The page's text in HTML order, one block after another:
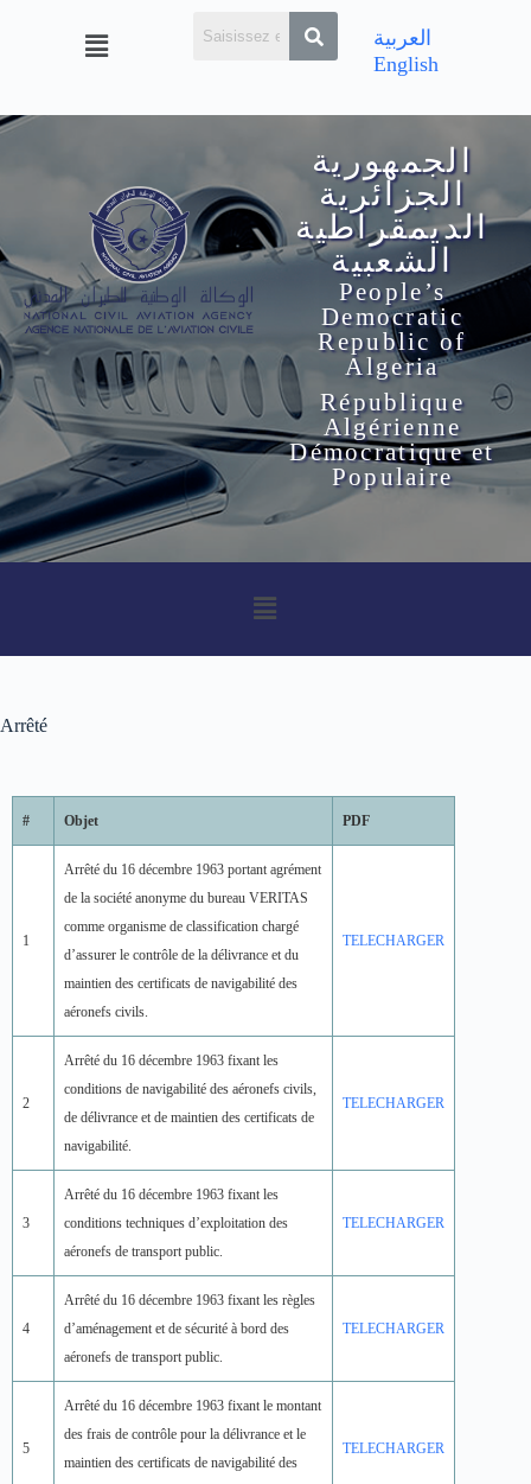
العربية
English
الجمهورية
الجزائرية
الديمقراطية
الشعبية
People’s
Democratic
Republic of
Algeria
République
Algérienne
Démocratique et
Populaire
Arrêté
# Objet PDF
1
Arrêté du 16 décembre 1963 portant agrément
de la société anonyme du bureau VERITAS
comme organisme de classification chargé
d’assurer le contrôle de la délivrance et du
maintien des certificats de navigabilité des
aéronefs civils.
TELECHARGER
2
Arrêté du 16 décembre 1963 fixant les
conditions de navigabilité des aéronefs civils,
de délivrance et de maintien des certificats de
navigabilité.
TELECHARGER
3
Arrêté du 16 décembre 1963 fixant les
conditions techniques d’exploitation des
aéronefs de transport public.
TELECHARGER
4
Arrêté du 16 décembre 1963 fixant les règles
d’aménagement et de sécurité à bord des
aéronefs de transport public.
TELECHARGER
5
Arrêté du 16 décembre 1963 fixant le montant
des frais de contrôle pour la délivrance et le
maintien des certificats de navigabilité des
TELECHARGER